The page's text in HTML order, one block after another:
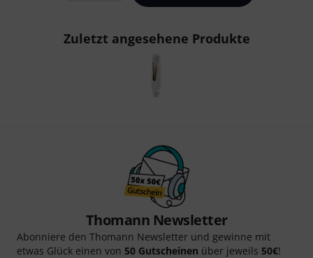
Zuletzt angesehene Produkte
Thomann Newsletter
Abonniere den Thomann Newsletter und gewinne mit
etwas Glück einen von 50 Gutscheinen über jeweils 50€!